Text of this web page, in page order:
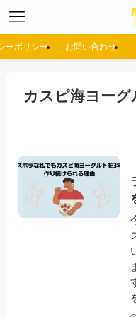
ーポリシー お問い合わせ
カスピ海ヨーグ